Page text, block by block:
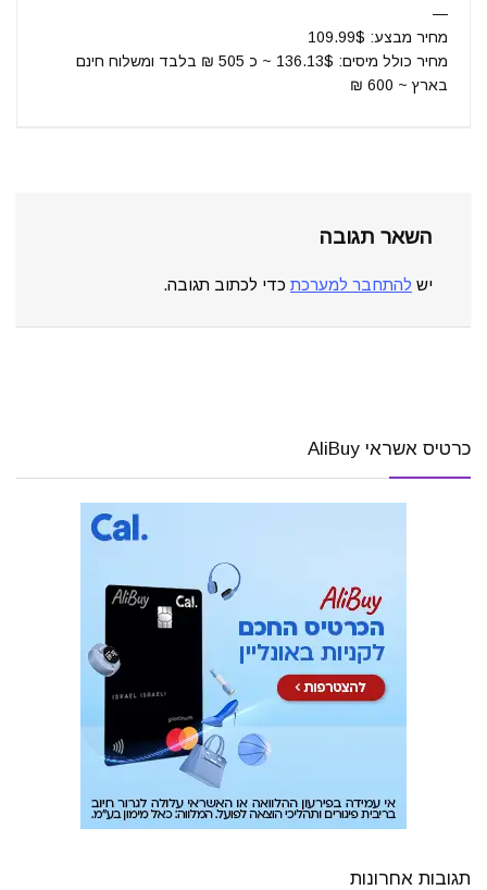
—
מחיר מבצע: 109.99$
מחיר כולל מיסים: 136.13$ ~ כ 505 ₪ בלבד ומשלוח חינם
בארץ ~ 600 ₪
השאר תגובה
יש להתחבר למערכת כדי לכתוב תגובה.
כרטיס אשראי AliBuy
תגובות אחרונות